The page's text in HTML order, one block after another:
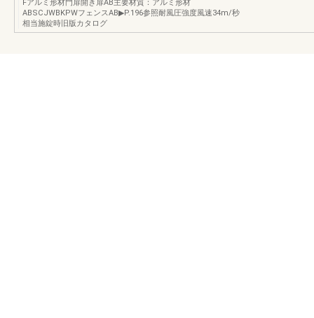
Fアルミ形材門扉開き扉AB主要材質：アルミ形材
ABSCJWBKPWフェンスAB▶P.196参照耐風圧強度風速34m/秒
相当施錠時旧版カタログ